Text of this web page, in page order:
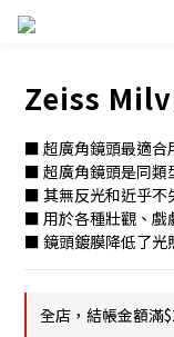
Zeiss
■ 超廣角鏡頭最適合
■ 超廣角鏡頭是同類
■ 其無反光和近乎不
■ 用於各種壯觀、戲
■ 鏡頭鍍膜降低了光
全店，結帳金額滿